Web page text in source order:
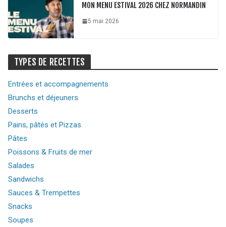
MON MENU ESTIVAL 2026 CHEZ NORMANDIN
5 mai 2026
TYPES DE RECETTES
Entrées et accompagnements
Brunchs et déjeuners
Desserts
Pains, pâtés et Pizzas
Pâtes
Poissons & Fruits de mer
Salades
Sandwichs
Sauces & Trempettes
Snacks
Soupes